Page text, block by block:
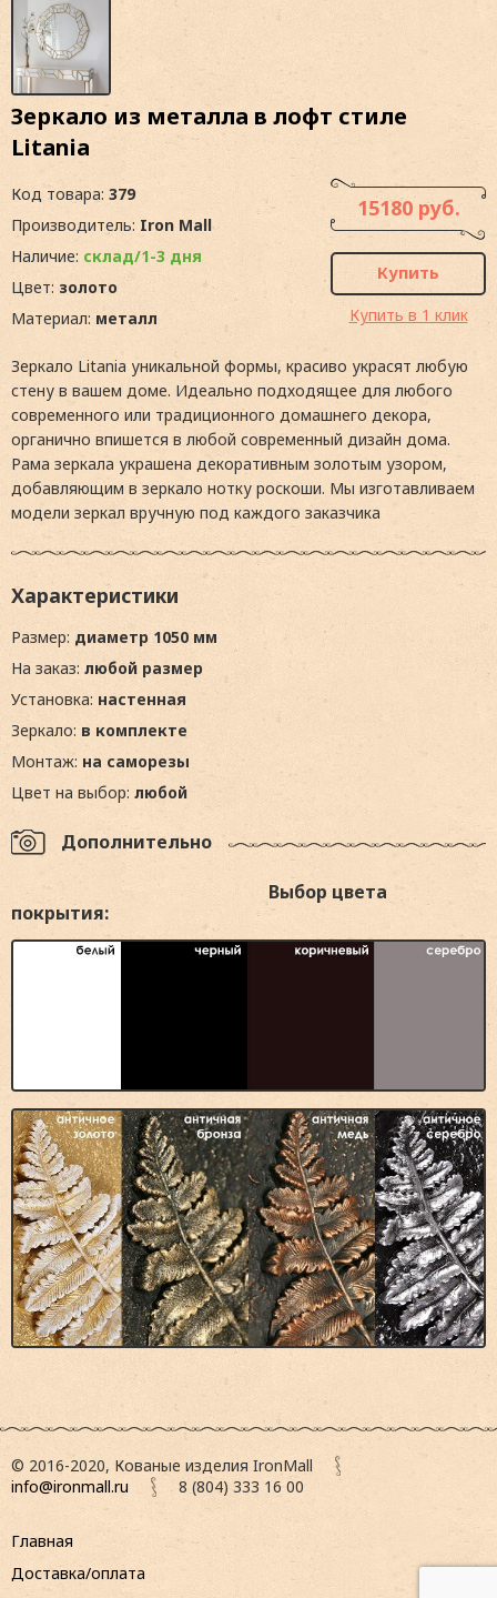
Зеркало из металла в лофт стиле
Litania
Код товара: 379
Производитель: Iron Mall
Наличие: склад/1-3 дня
Цвет: золото
Материал: металл
15180 руб.
Купить
Купить в 1 клик
Зеркало Litania уникальной формы, красиво украсят любую
стену в вашем доме. Идеально подходящее для любого
современного или традиционного домашнего декора,
органично впишется в любой современный дизайн дома.
Рама зеркала украшена декоративным золотым узором,
добавляющим в зеркало нотку роскоши. Мы изготавливаем
модели зеркал вручную под каждого заказчика
Характеристики
Размер: диаметр 1050 мм
На заказ: любой размер
Установка: настенная
Зеркало: в комплекте
Монтаж: на саморезы
Цвет на выбор: любой
Дополнительно
Выбор цвета
покрытия:
© 2016-2020, Кованые изделия IronMall
info@ironmall.ru
8 (804) 333 16 00
Главная
Доставка/оплата